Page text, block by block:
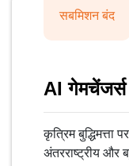
सबमिशन बंद
AI गेमचेंजर्स
कृत्रिम बुद्धिमत्ता
अंतरराष्ट्रीय और